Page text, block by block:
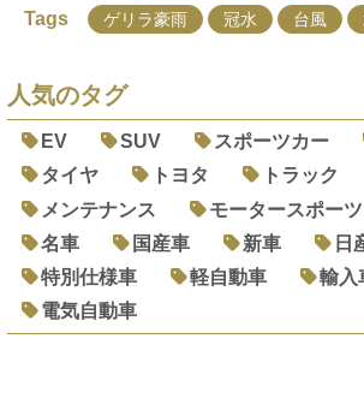
Tags ゲリラ豪雨 冠水 台風
人気のタグ
EV SUV スポーツカー
タイヤ
トヨタ トラック
メンテナンス
モータースポーツ
名車
国産車 新車
日
特別仕様車
軽自動車 輸入
電気自動車